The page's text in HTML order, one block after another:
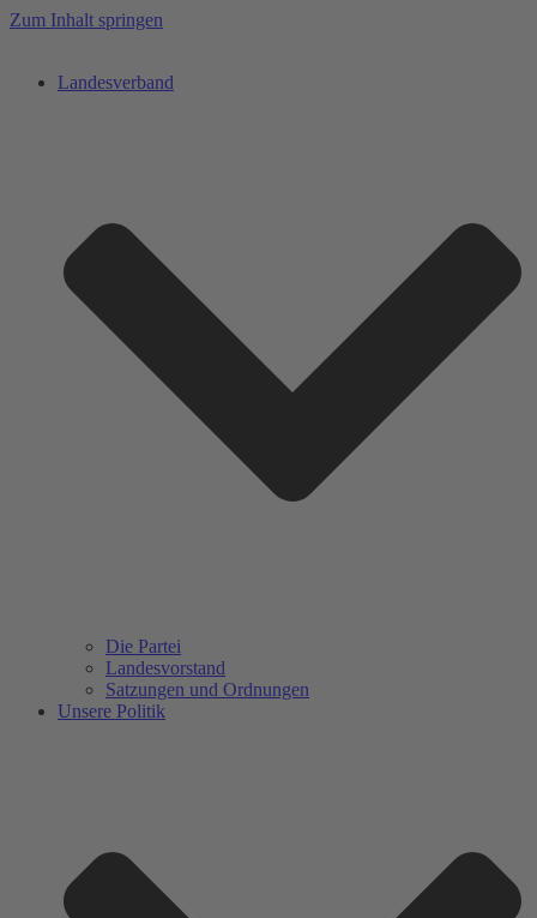
Zum Inhalt springen
Landesverband
Die Partei
Landesvorstand
Satzungen und Ordnungen
Unsere Politik